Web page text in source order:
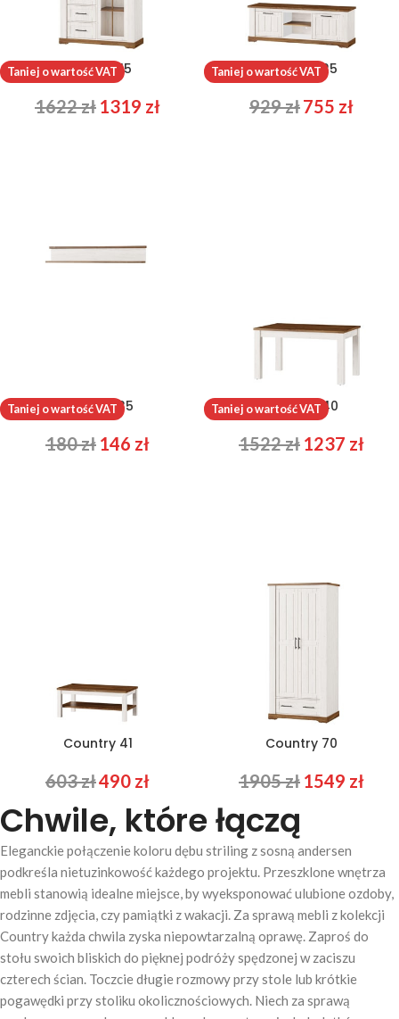
Country 15
1622zł 1319 zł
Country 25
929zł755 zł
Taniej o wartość VAT
Country 35
180zł 146 zł
Taniej o wartość VAT
Country 40
1522zł 1237 zł
Taniej o wartość VAT
Country 41
603zł490 zł
Taniej o wartość VAT
Country 70
1905zł 1549 zł
Chwile, które łączą
Eleganckie połączenie koloru dębu striling z sosną andersen
podkreśla nietuzinkowość każdego projektu. Przeszklone wnętrza
mebli stanowią idealne miejsce, by wyeksponować ulubione ozdoby,
rodzinne zdjęcia, czy pamiątki z wakacji. Za sprawą mebli z kolekcji
Country każda chwila zyska niepowtarzalną oprawę. Zaproś do
stołu swoich bliskich do pięknej podróży spędzonej w zaciszu
czterech ścian. Toczcie długie rozmowy przy stole lub krótkie
pogawędki przy stoliku okolicznościowych. Niech za sprawą